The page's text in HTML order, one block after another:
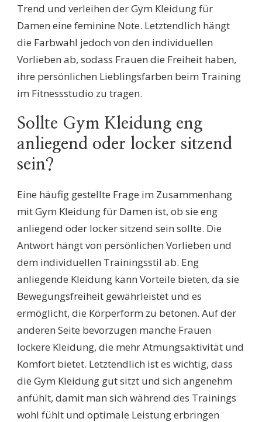
Trend und verleihen der Gym Kleidung für
Damen eine feminine Note. Letztendlich hängt
die Farbwahl jedoch von den individuellen
Vorlieben ab, sodass Frauen die Freiheit haben,
ihre persönlichen Lieblingsfarben beim Training
im Fitnessstudio zu tragen.
Sollte Gym Kleidung eng
anliegend oder locker sitzend
sein?
Eine häufig gestellte Frage im Zusammenhang
mit Gym Kleidung für Damen ist, ob sie eng
anliegend oder locker sitzend sein sollte. Die
Antwort hängt von persönlichen Vorlieben und
dem individuellen Trainingsstil ab. Eng
anliegende Kleidung kann Vorteile bieten, da sie
Bewegungsfreiheit gewährleistet und es
ermöglicht, die Körperform zu betonen. Auf der
anderen Seite bevorzugen manche Frauen
lockere Kleidung, die mehr Atmungsaktivität und
Komfort bietet. Letztendlich ist es wichtig, dass
die Gym Kleidung gut sitzt und sich angenehm
anfühlt, damit man sich während des Trainings
wohl fühlt und optimale Leistung erbringen